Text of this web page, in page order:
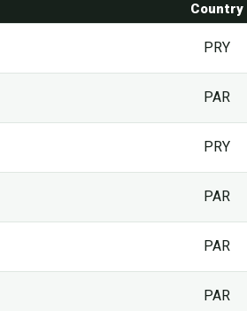
Country
PRY
PAR
PRY
PAR
PAR
PAR